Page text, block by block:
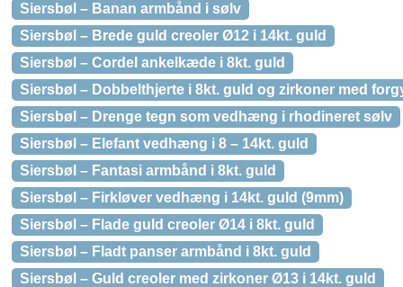
Siersbøl – Banan armbånd i sølv
Siersbøl – Brede guld creoler Ø12 i 14kt. guld
Siersbøl – Cordel ankelkæde i 8kt. guld
Siersbøl – Dobbelthjerte i 8kt. guld og zirkoner med
Siersbøl – Drenge tegn som vedhæng i rhodineret sølv
Siersbøl – Elefant vedhæng i 8 – 14kt. guld
Siersbøl – Fantasi armbånd i 8kt. guld
Siersbøl – Firkløver vedhæng i 14kt. guld (9mm)
Siersbøl – Flade guld creoler Ø14 i 8kt. guld
Siersbøl – Fladt panser armbånd i 8kt. guld
Siersbøl – Guld creoler med zirkoner Ø13 i 14kt. guld